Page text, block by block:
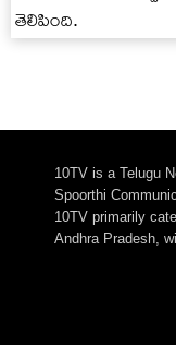
తెలిపింది.
10TV is a Telugu
Spoorthi
10TV primarily
Andhra Pradesh,